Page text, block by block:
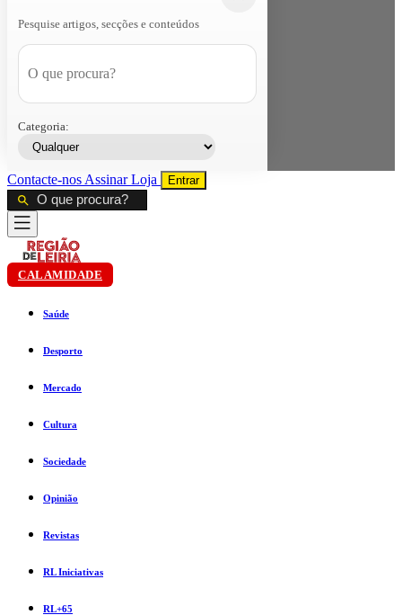
Pesquise artigos, secções e conteúdos
Categoria:
Contacte-nos AssinarLoja Entrar
CALAMIDADE
Saúde
Desporto
Mercado
Cultura
Sociedade
Opinião
Revistas
RL Iniciativas
RL+65